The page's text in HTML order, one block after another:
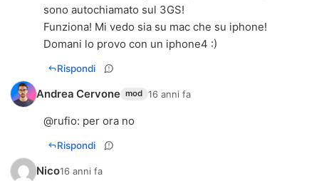
sono autochiamato sul 3GS!
Funziona! Mi vedo sia su mac che su iphone!
Domani lo provo con un iphone4 :)
Rispondi
Andrea Cervone mod 16 anni fa
@rufio: per ora no
Rispondi
Nico16 anni fa